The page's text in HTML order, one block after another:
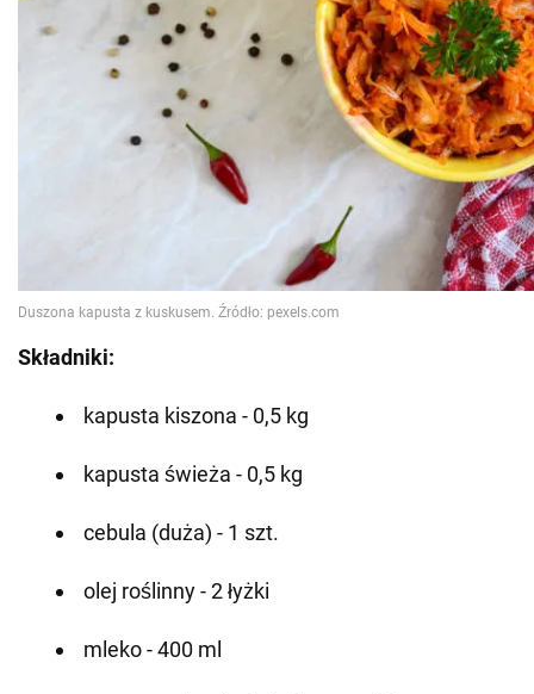
Składniki:
kapusta kiszona - 0,5 kg
kapusta świeża - 0,5 kg
cebula (duża) - 1 szt.
olej roślinny - 2 łyżki
mleko - 400 ml